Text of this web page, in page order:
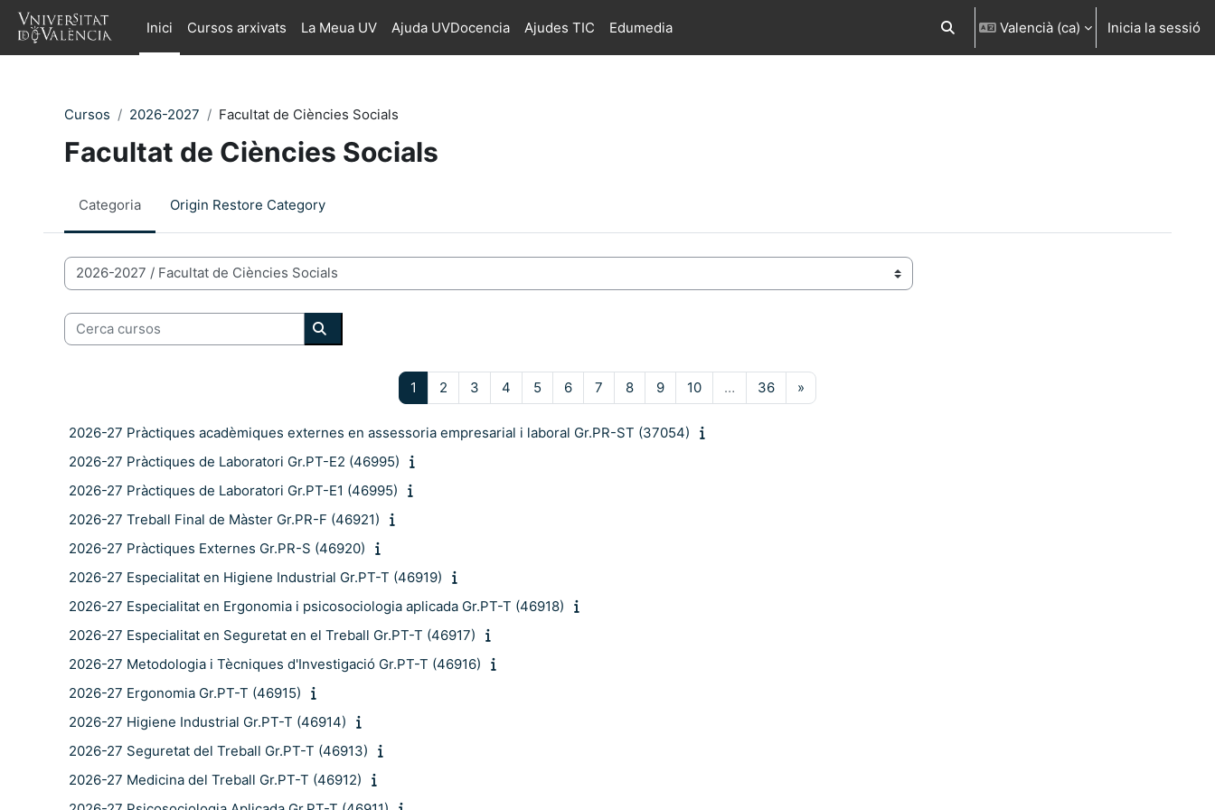
Ves al contingut principal
Inici
Cursos arxivats La Meua UV Ajuda UVDocencia Ajudes TIC Edumedia Commuta l'entrada de la cerca
Valencià ‎(ca)‎ Inicia la sessió
Cursos 2026-2027 Facultat de Ciències Socials
Facultat de Ciències Socials
Categoria Origin Restore Category
Categories de Cursos
Cerca cursos
Cerca cursos
1 Pàgina 1
2 Pàgina 2
3 Pàgina 3
4 Pàgina 4
5 Pàgina 5
6Pàgina 6
7 Pàgina 7
8Pàgina 8
9Pàgina 9
10Pàgina 10
… 36Pàgina 36
»
2026-27 Pràctiques acadèmiques externes en assessoria empresarial i laboral Gr.PR-ST (37054)
2026-27 Pràctiques de Laboratori Gr.PT-E2 (46995)
2026-27 Pràctiques de Laboratori Gr.PT-E1 (46995)
2026-27 Treball Final de Màster Gr.PR-F (46921)
2026-27 Pràctiques Externes Gr.PR-S (46920)
2026-27 Especialitat en Higiene Industrial Gr.PT-T (46919)
2026-27 Especialitat en Ergonomia i psicosociologia aplicada Gr.PT-T (46918)
2026-27 Especialitat en Seguretat en el Treball Gr.PT-T (46917)
2026-27 Metodologia i Tècniques d'Investigació Gr.PT-T (46916)
2026-27 Ergonomia Gr.PT-T (46915)
2026-27 Higiene Industrial Gr.PT-T (46914)
2026-27 Seguretat del Treball Gr.PT-T (46913)
2026-27 Medicina del Treball Gr.PT-T (46912)